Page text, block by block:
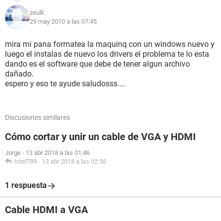
Device Identifier: {D7B78E66-6622-11CF-D337-
F84CADC2CB35}
Vendor ID: 0x8086
SubSys ID: 0x71481462
Revision ID: 0x0003
Driver Strong Name: Unknown
Rank Of Driver: Unknown
Video Accel:
DXVA-HD: n/a
DDraw Status: Not Available
D3D Status: Not Available
AGP Status: Not Available
-------------
-------------
Description: Altavoces (Vinyl AC'97 Codec Combo Driver
Default Sound Playback: Yes
zeulk
29 may 2010 a las 07:45
mira mi pana formatea la maquinq con un windows nuevo y
luego el instalas de nuevo los drivers el problema te lo esta
dando es el software que debe de tener algun archivo
dañado.
espero y eso te ayude saludosss....
Discusiones similares
Cómo cortar y unir un cable de VGA y HDMI
Jorge - 13 abr 2018 a las 01:46
Intel789 - 13 abr 2018 a las 02:38
1 respuesta
Cable HDMI a VGA